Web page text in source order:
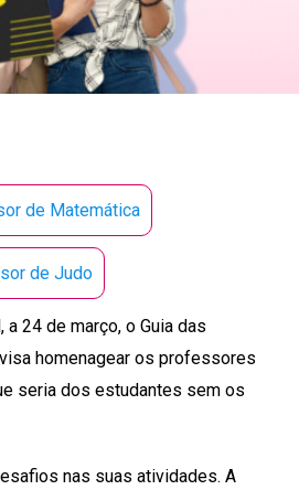
de Matemática
de Judo
24 de março, o Guia das
homenagear os professores
seria dos estudantes sem os
nas suas atividades. A